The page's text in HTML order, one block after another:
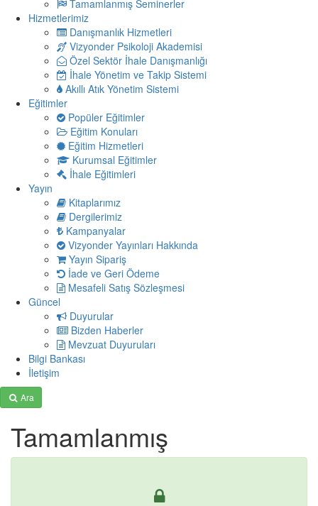
Tamamlanmış Seminerler
Hizmetlerimiz
Danışmanlık Hizmetleri
Vizyonder Psikoloji Akademisi
Özel Sektör İhale Danışmanlığı
İhale Yönetim ve Takip Sistemi
Akıllı Atık Yönetim Sistemi
Eğitimler
Popüler Eğitimler
Eğitim Konuları
Eğitim Hizmetleri
Kurumsal Eğitimler
İhale Eğitimleri
Yayın
Kitaplarımız
Dergilerimiz
Kampanyalar
Vizyonder Yayınları Hakkında
Yayın Sipariş
İade ve Geri Ödeme
Mesafeli Satış Sözleşmesi
Güncel
Duyurular
Bizden Haberler
Mevzuat Duyuruları
Bilgi Bankası
İletişim
Ara
Tamamlanmış